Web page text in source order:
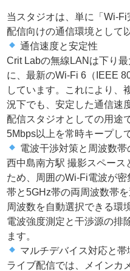
当スタジオは、単に「Wi-Fi
配信向けの通信環境として
通信速度と安定性
Crit Labの無線LANは下り
に、最新のWi-Fi 6（IEEE
しています。これにより、
況下でも、安定した通信速
配信スタジオとしての用途
5Mbps以上を常時キープし
電波干渉対策と周波数帯
西中島南方駅 撮影スペース
ため、周囲のWi-Fi電波が
帯と5GHz帯の両周波数帯
周波数を自動選択できる環
電波強度測定と干渉源の排
ます。
マルチデバイス対応と帯
ライブ配信では、メインカ